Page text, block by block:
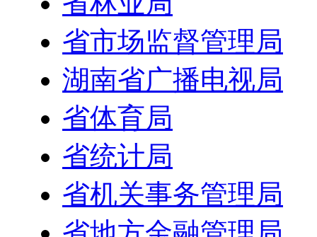
省市场监督管理局
湖南省广播电视局
省体育局
省统计局
省机关事务管理局